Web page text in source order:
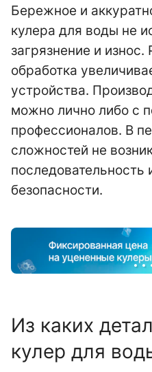
Бережное и
кулера для воды не
загрязнение и износ.
обработка
устройства.
можно лично либо с
профессионалов. В
сложностей не
последовательность
безопасности.
Из каких
кулер для